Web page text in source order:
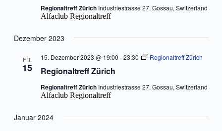
Regionaltreff Zürich Industriestrasse 27, Gossau, Switzerland
Alfaclub Regionaltreff
Dezember 2023
FR.
15 Regionaltreff Zürich
15. Dezember 2023 @ 19:00 -23:30 Regionaltreff Zürich
Regionaltreff Zürich Industriestrasse 27, Gossau, Switzerland
Alfaclub Regionaltreff
Januar 2024